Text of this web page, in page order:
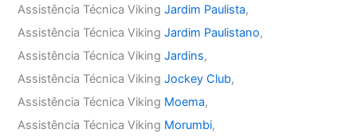
Assistência Técnica VikingJardim Paulista,
Assistência Técnica VikingJardim Paulistano,
Assistência Técnica VikingJardins,
Assistência Técnica VikingJockey Club,
Assistência Técnica Viking Moema,
Assistência Técnica Viking Morumbi,